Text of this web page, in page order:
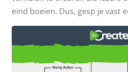
eind boeien. Dus, gesp je vast
Plotdiagram -